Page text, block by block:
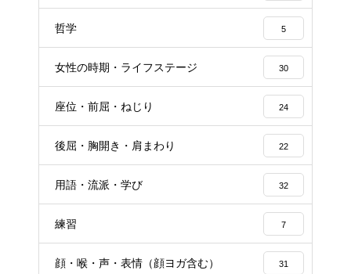
哲学 5
女性の時期・ライフステージ 30
座位・前屈・ねじり 24
後屈・胸開き・肩まわり 22
用語・流派・学び 32
練習 7
顔・喉・声・表情（顔ヨガ含む） 31